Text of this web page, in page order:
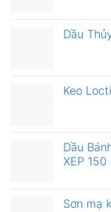
Dầu
Keo
Dầu
XEP 150
Sơn mạ